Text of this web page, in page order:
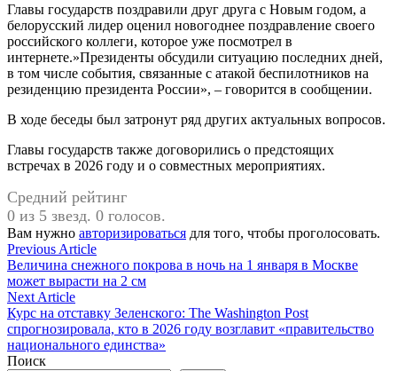
Главы государств поздравили друг друга с Новым годом, а
белорусский лидер оценил новогоднее поздравление своего
российского коллеги, которое уже посмотрел в
интернете.»Президенты обсудили ситуацию последних дней,
в том числе события, связанные с атакой беспилотников на
резиденцию президента России», – говорится в сообщении.
В ходе беседы был затронут ряд других актуальных вопросов.
Главы государств также договорились о предстоящих
встречах в 2026 году и о совместных мероприятиях.
Средний рейтинг
0 из 5 звезд. 0 голосов.
Вам нужно авторизироваться для того, чтобы проголосовать.
Навигация
по
записям
Previous ArticlePrevious
article:
Величина снежного покрова в ночь на 1 января в Москве
может вырасти на 2 см
Next ArticleNext
article:
Курс на отставку Зеленского: The Washington Post
спрогнозировала, кто в 2026 году возглавит «правительство
национального единства»
Поиск